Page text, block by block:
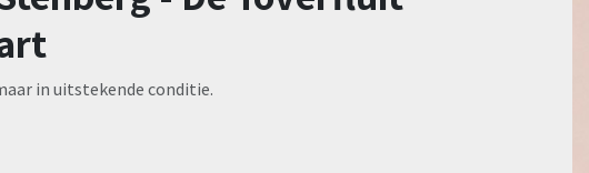
in uitstekende conditie.